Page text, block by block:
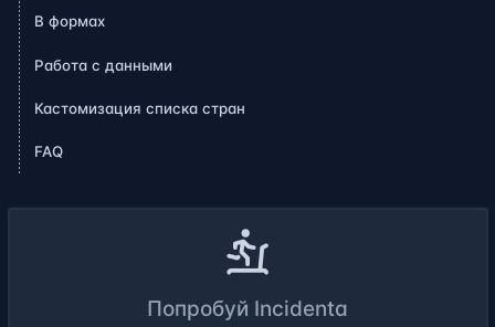
В формах
Работа с данными
Кастомизация списка стран
FAQ
Попробуй Incidenta